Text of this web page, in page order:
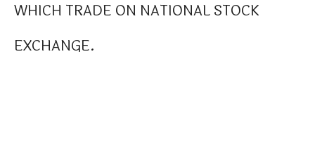
WHICH TRADE ON NATIONAL STOCK
EXCHANGE.